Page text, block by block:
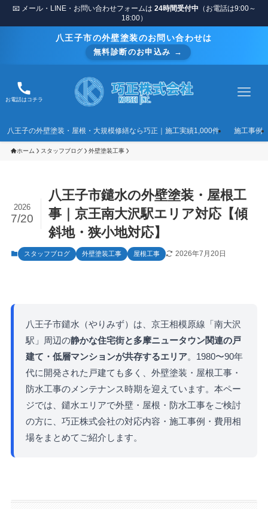
📧 メール・LINE・お問い合わせフォームは 24時間受付中 （お電話は9:00～
18:00）
八王子市の外壁塗装のお問い合わせは
無料診断のお申込み →
お電話はコチラ
八王子の外壁塗装・屋根・大規模修繕なら巧正｜施工実績1,000件 施工事例
ホーム スタッフブログ 外壁塗装工事
八王子市鑓水の外壁塗装・屋根工
事｜京王南大沢駅エリア対応【傾
斜地・狭小地対応】
2026
7/20
スタッフブログ 外壁塗装工事 屋根工事 2026年7月20日
八王子市鑓水（やりみず）は、京王相模原線「南大沢
駅」周辺の静かな住宅街と多摩ニュータウン関連の戸
建て・低層マンションが共存するエリア。1980〜90年
代に開発された戸建ても多く、外壁塗装・屋根工事・
防水工事のメンテナンス時期を迎えています。本ペー
ジでは、鑓水エリアで外壁・屋根・防水工事をご検討
の方に、巧正株式会社の対応内容・施工事例・費用相
場をまとめてご紹介します。